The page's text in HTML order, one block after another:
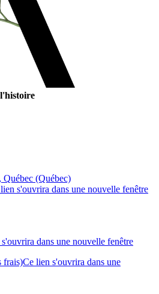
Québec (Québec)
s'ouvrira dans une nouvelle fenêtre
dans une nouvelle fenêtre
frais)Ce lien s'ouvrira dans une